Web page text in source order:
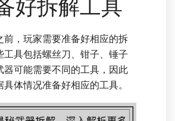
好拆解工具
前，玩家需要准备好相应的拆
工具包括螺丝刀、钳子、锤子
器可能需要不同的工具，因此
体情况准备好相应的工具。